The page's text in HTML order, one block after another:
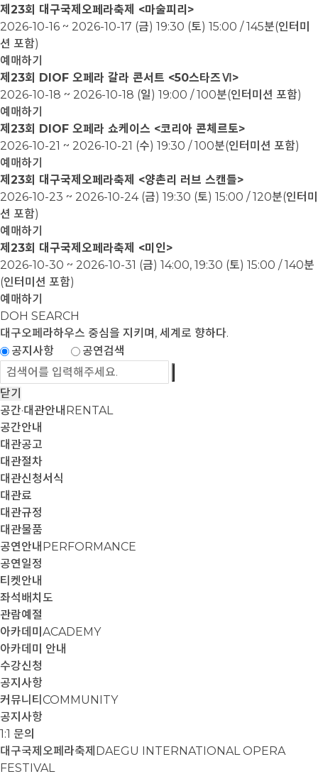
제23회 대구국제오페라축제 <마술피리>
2026-10-16 ~ 2026-10-17 (금) 19:30 (토) 15:00 / 145분(인터미
션 포함)
예매하기
제23회 DIOF 오페라 갈라 콘서트 <50스타즈Ⅵ>
2026-10-18 ~ 2026-10-18 (일) 19:00 / 100분(인터미션 포함)
예매하기
제23회 DIOF 오페라 쇼케이스 <코리아 콘체르토>
2026-10-21 ~ 2026-10-21 (수) 19:30 / 100분(인터미션 포함)
예매하기
제23회 대구국제오페라축제 <양촌리 러브 스캔들>
2026-10-23 ~ 2026-10-24 (금) 19:30 (토) 15:00 / 120분(인터미
션 포함)
예매하기
제23회 대구국제오페라축제 <미인>
2026-10-30 ~ 2026-10-31 (금) 14:00, 19:30 (토) 15:00 / 140분
(인터미션 포함)
예매하기
DOH SEARCH
대구오페라하우스 중심을 지키며, 세계로 향하다.
공지사항
공연검색
닫기
공간·대관안내 RENTAL
공간안내
대관공고
대관절차
대관신청서식
대관료
대관규정
대관물품
공연안내 PERFORMANCE
공연일정
티켓안내
좌석배치도
관람예절
아카데미 ACADEMY
아카데미 안내
수강신청
공지사항
커뮤니티 COMMUNITY
공지사항
1:1 문의
대구국제오페라축제 DAEGU INTERNATIONAL OPERA
FESTIVAL